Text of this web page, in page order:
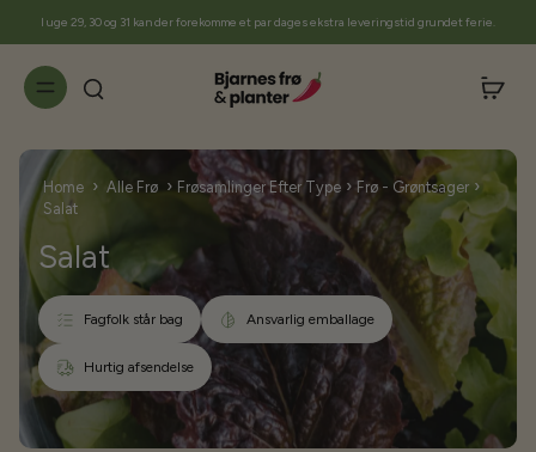
I uge 29, 30 og 31 kan der forekomme et par dages ekstra leveringstid grundet ferie.
Home › Alle Frø › Frøsamlinger Efter Type › Frø - Grøntsager ›
Salat
Salat
Fagfolk står bag Ansvarlig emballage
Hurtig afsendelse